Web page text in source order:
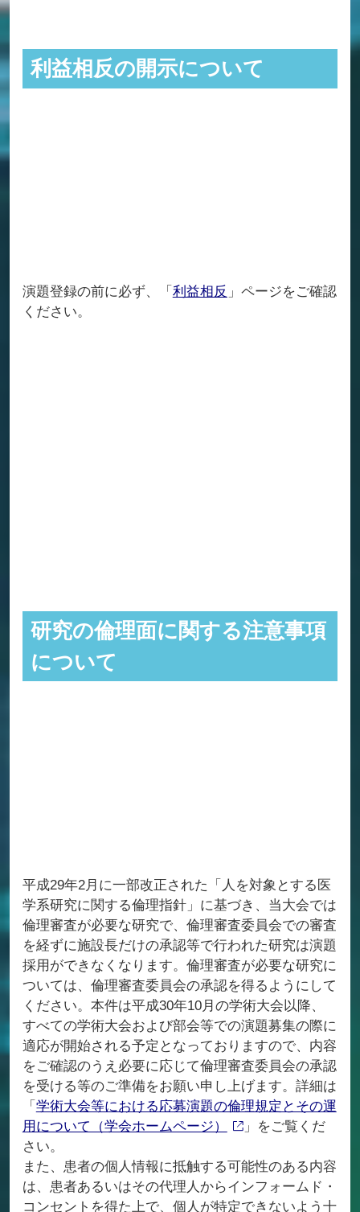
利益相反の開示について
演題登録の前に必ず、「利益相反 」ページをご確認
ください。
研究の倫理面に関する注意事項
について
平成29年2月に一部改正された「人を対象とする医
学系研究に関する倫理指針」に基づき、当大会では
倫理審査が必要な研究で、倫理審査委員会での審査
を経ずに施設長だけの承認等で行われた研究は演題
採用ができなくなります。倫理審査が必要な研究に
ついては、倫理審査委員会の承認を得るようにして
ください。本件は平成30年10月の学術大会以降、
すべての学術大会および部会等での演題募集の際に
適応が開始される予定となっておりますので、内容
をご確認のうえ必要に応じて倫理審査委員会の承認
を受ける等のご準備をお願い申し上げます。詳細は
「学術大会等における応募演題の倫理規定とその運
用について（学会ホームページ）
」をご覧くだ
さい。
また、患者の個人情報に抵触する可能性のある内容
は、患者あるいはその代理人からインフォームド・
コンセントを得た上で、個人が特定できないよう十